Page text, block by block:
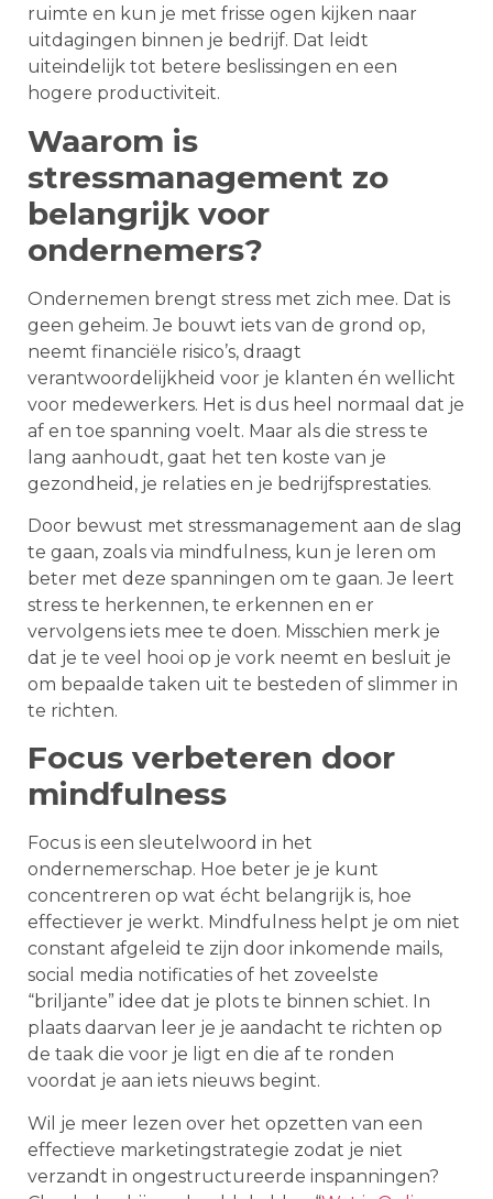
ruimte en kun je met frisse ogen kijken naar
uitdagingen binnen je bedrijf. Dat leidt
uiteindelijk tot betere beslissingen en een
hogere productiviteit.
Waarom is
stressmanagement zo
belangrijk voor
ondernemers?
Ondernemen brengt stress met zich mee. Dat is
geen geheim. Je bouwt iets van de grond op,
neemt financiële risico’s, draagt
verantwoordelijkheid voor je klanten én wellicht
voor medewerkers. Het is dus heel normaal dat je
af en toe spanning voelt. Maar als die stress te
lang aanhoudt, gaat het ten koste van je
gezondheid, je relaties en je bedrijfsprestaties.
Door bewust met stressmanagement aan de slag
te gaan, zoals via mindfulness, kun je leren om
beter met deze spanningen om te gaan. Je leert
stress te herkennen, te erkennen en er
vervolgens iets mee te doen. Misschien merk je
dat je te veel hooi op je vork neemt en besluit je
om bepaalde taken uit te besteden of slimmer in
te richten.
Focus verbeteren door
mindfulness
Focus is een sleutelwoord in het
ondernemerschap. Hoe beter je je kunt
concentreren op wat écht belangrijk is, hoe
effectiever je werkt. Mindfulness helpt je om niet
constant afgeleid te zijn door inkomende mails,
social media notificaties of het zoveelste
“briljante” idee dat je plots te binnen schiet. In
plaats daarvan leer je je aandacht te richten op
de taak die voor je ligt en die af te ronden
voordat je aan iets nieuws begint.
Wil je meer lezen over het opzetten van een
effectieve marketingstrategie zodat je niet
verzandt in ongestructureerde inspanningen?